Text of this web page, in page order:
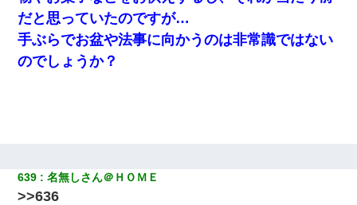
だと思っていたのですが…
手ぶらでお盆や法事に向かうのは非常識ではない
のでしょうか？
639 名無しさん＠ＨＯＭＥ
>>636